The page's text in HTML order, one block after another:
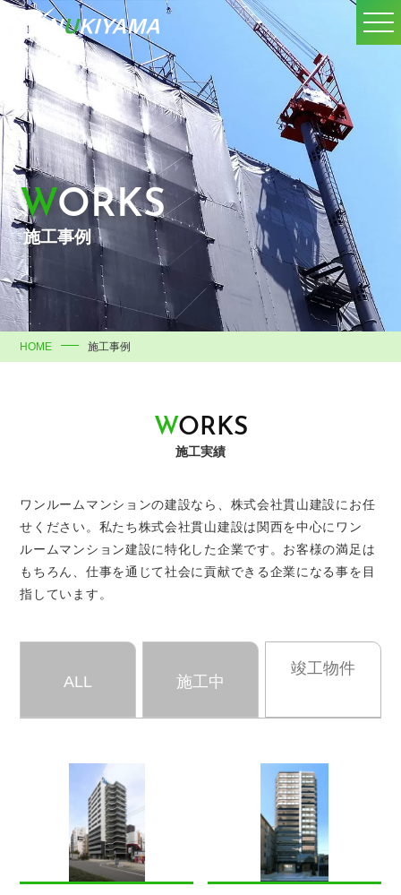
WORKS
施工事例
HOME 施工事例
WORKS
施工実績
ワンルームマンションの建設なら、株式会社貫山建設にお任
せください。 私たち株式会社貫山建設は関西を中心にワン
ルームマンション建設に特化した企業です。 お客様の満足は
もちろん、仕事を通じて社会に貢献できる企業になる事を目
指しています。
ALL 施工中
竣工物件
MORE MORE